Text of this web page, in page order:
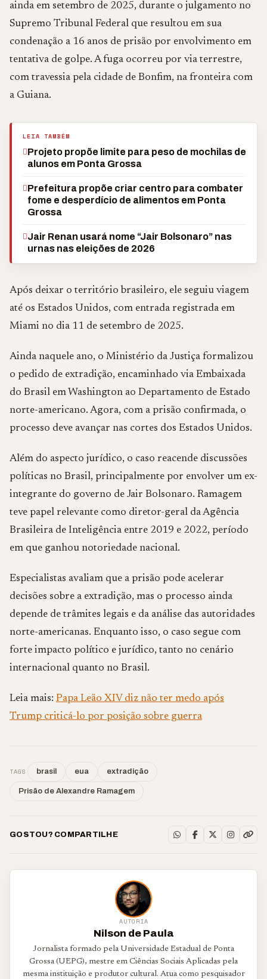
ainda em setembro de 2025, durante o julgamento no
Supremo Tribunal Federal que resultou em sua
condenação a 16 anos de prisão por envolvimento em
tentativa de golpe. A fuga ocorreu por via terrestre,
com travessia pela cidade de Bonfim, na fronteira com
a Guiana.
LEIA TAMBÉM
Projeto propõe limite para peso de mochilas de
alunos em Ponta Grossa
Prefeitura propõe criar centro para combater
fome e desperdício de alimentos em Ponta
Grossa
Jair Renan usará nome “Jair Bolsonaro” nas
urnas nas eleições de 2026
Após deixar o território brasileiro, ele seguiu viagem
até os Estados Unidos, com entrada registrada em
Miami no dia 11 de setembro de 2025.
Ainda naquele ano, o Ministério da Justiça formalizou
o pedido de extradição, encaminhado via Embaixada
do Brasil em Washington ao Departamento de Estado
norte-americano. Agora, com a prisão confirmada, o
processo deve avançar nas cortes dos Estados Unidos.
Além do aspecto jurídico, o caso reacende discussões
políticas no Brasil, principalmente por envolver um ex-
integrante do governo de Jair Bolsonaro. Ramagem
teve papel relevante como diretor-geral daAgência
Brasileira de Inteligência entre 2019 e 2022, período
em que ganhou notoriedade nacional.
Especialistas avaliam que a prisão pode acelerar
decisões sobre a extradição, mas o processo ainda
depende de trâmites legais e da análise das autoridades
norte-americanas. Enquanto isso, o caso segue com
forte impacto político e jurídico, tanto no cenário
internacional quanto no Brasil.
Leia mais: Papa Leão XIV diz não ter medo após
Trump criticá-lo por posição sobre guerra
TAGS brasil eua extradição
Prisão de Alexandre Ramagem
GOSTOU? COMPARTILHE
AUTORIA
Nilson de Paula
Jornalista formado pela Universidade Estadual de Ponta
Grossa (UEPG), mestre em Ciências Sociais Aplicadas pela
mesma instituição e produtor cultural. Atua como pesquisador